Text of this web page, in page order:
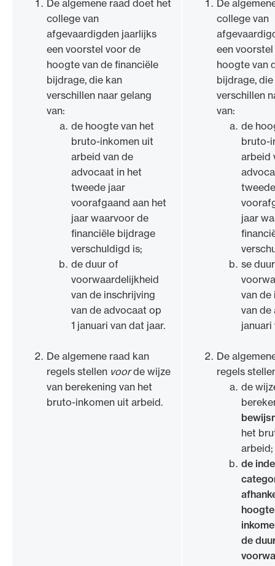
De algemene raad doet het
college van
afgevaardigden jaarlijks
een voorstel voor de
hoogte van de financiële
bijdrage, die kan
verschillen naar gelang
van:
de hoogte van het
bruto-inkomen uit
arbeid van de
advocaat in het
tweede jaar
voorafgaand aan het
jaar waarvoor de
financiële bijdrage
verschuldigd is;
de duur of
voorwaardelijkheid
van de inschrijving
van de advocaat op
1 januari van dat jaar.
De algemene raad kan
regels stellen voorde wijze
van berekening van het
bruto-inkomen uit arbeid.
De
college van
een
hoogte van
bijdrage,
verschillen
van:
de
bruto-
arbeid
jaar
se
van de
van de
januari
De
regels
de
het
arbeid;
de
de